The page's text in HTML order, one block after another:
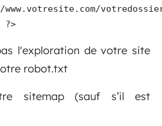
l'exploration de votre site
robot.txt
sitemap (sauf s’il est